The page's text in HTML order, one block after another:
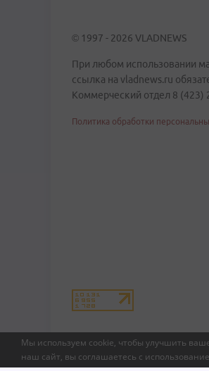
Мы используем cookie, чтобы улучшить
наш сайт, вы соглашаетесь с
© 1997 - 2026 VLADNEWS
При любом использовании
ссылка на vladnews.ru
Коммерческий отдел 8 (423)
Политика обработки